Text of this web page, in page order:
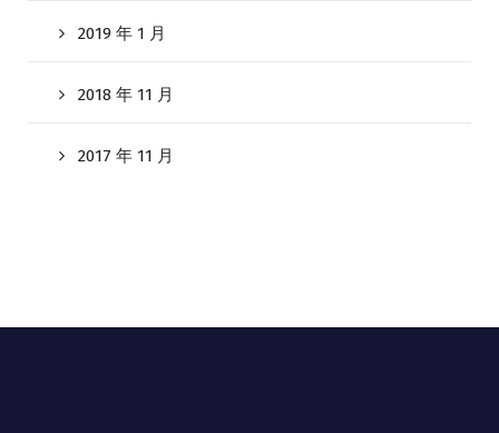
2019 年 1 月
2018 年 11 月
2017 年 11 月